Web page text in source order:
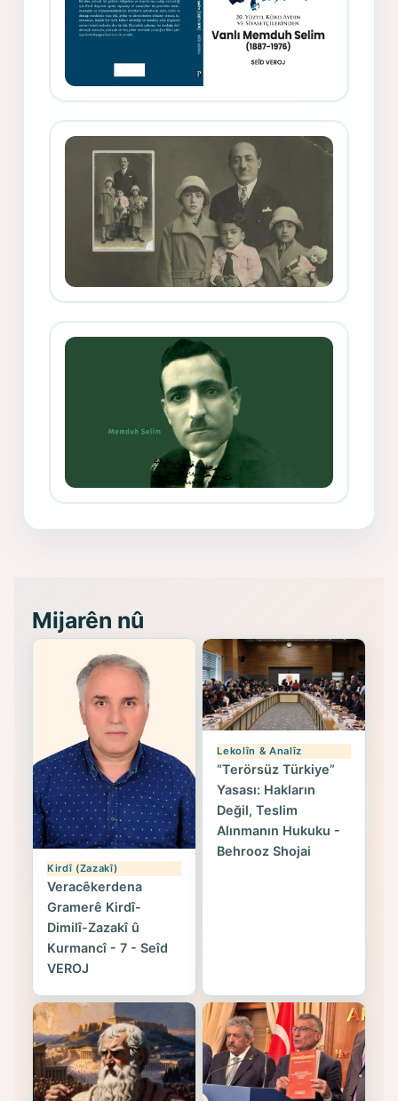
(Hoybun)’un Kuruluş Çalışmaları- 8
Mijarên nû
Kirdî (Zazakî)
Veracêkerdena
Gramerê Kirdî-
Dimilî-Zazakî û
Kurmancî - 7 - Seîd
VEROJ
Lekolîn & Analîz
“Terörsüz Türkiye”
Yasası: Hakların
Değil, Teslim
Alınmanın Hukuku -
Behrooz Shojai